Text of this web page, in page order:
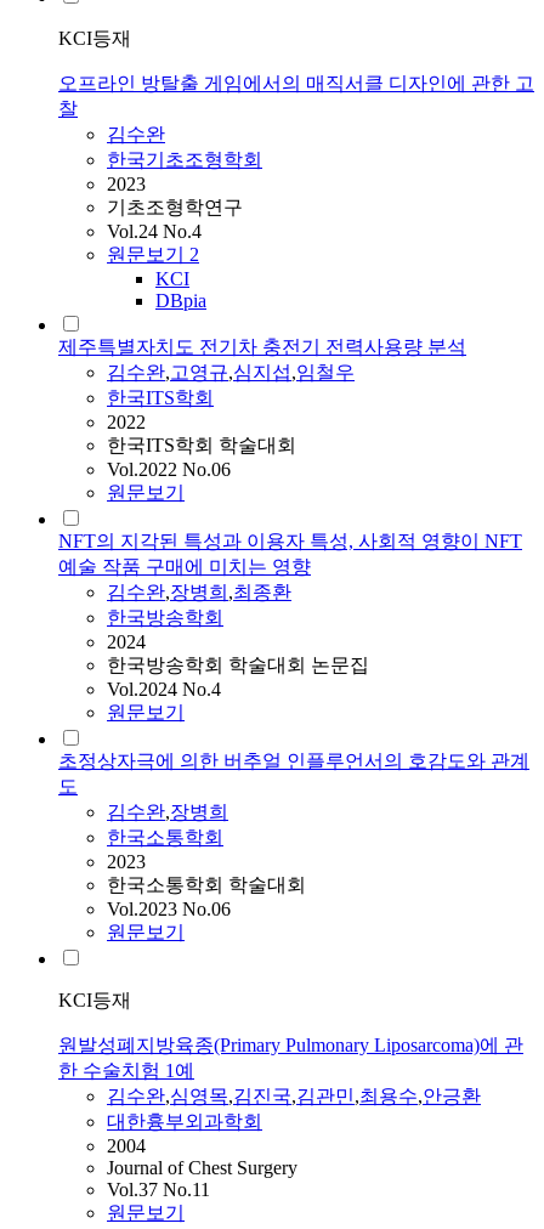
KCI등재
오프라인 방탈출 게임에서의 매직서클 디자인에 관한 고
찰
김수완
한국기초조형학회
2023
기초조형학연구
Vol.24 No.4
원문보기 2
KCI
DBpia
제주특별자치도 전기차 충전기 전력사용량 분석
김수완,고영규,심지섭,임철우
한국ITS학회
2022
한국ITS학회 학술대회
Vol.2022 No.06
원문보기
NFT의 지각된 특성과 이용자 특성, 사회적 영향이 NFT
예술 작품 구매에 미치는 영향
김수완,장병희 ,최종환
한국방송학회
2024
한국방송학회 학술대회 논문집
Vol.2024 No.4
원문보기
초정상자극에 의한 버추얼 인플루언서의 호감도와 관계
도
김수완,장병희
한국소통학회
2023
한국소통학회 학술대회
Vol.2023 No.06
원문보기
KCI등재
원발성폐지방육종(Primary Pulmonary Liposarcoma)에 관
한 수술치험 1예
김수완,심영목,김진국,김관민,최용수,안긍환
대한흉부외과학회
2004
Journal of Chest Surgery
Vol.37 No.11
원문보기